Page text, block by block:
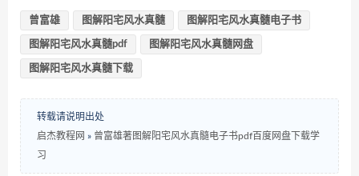
曾富雄 图解阳宅风水真髓 图解阳宅风水真髓电子书
图解阳宅风水真髓pdf 图解阳宅风水真髓网盘
图解阳宅风水真髓下载
转载请说明出处
启杰教程网 » 曾富雄著图解阳宅风水真髓电子书pdf百度网盘下载学
习